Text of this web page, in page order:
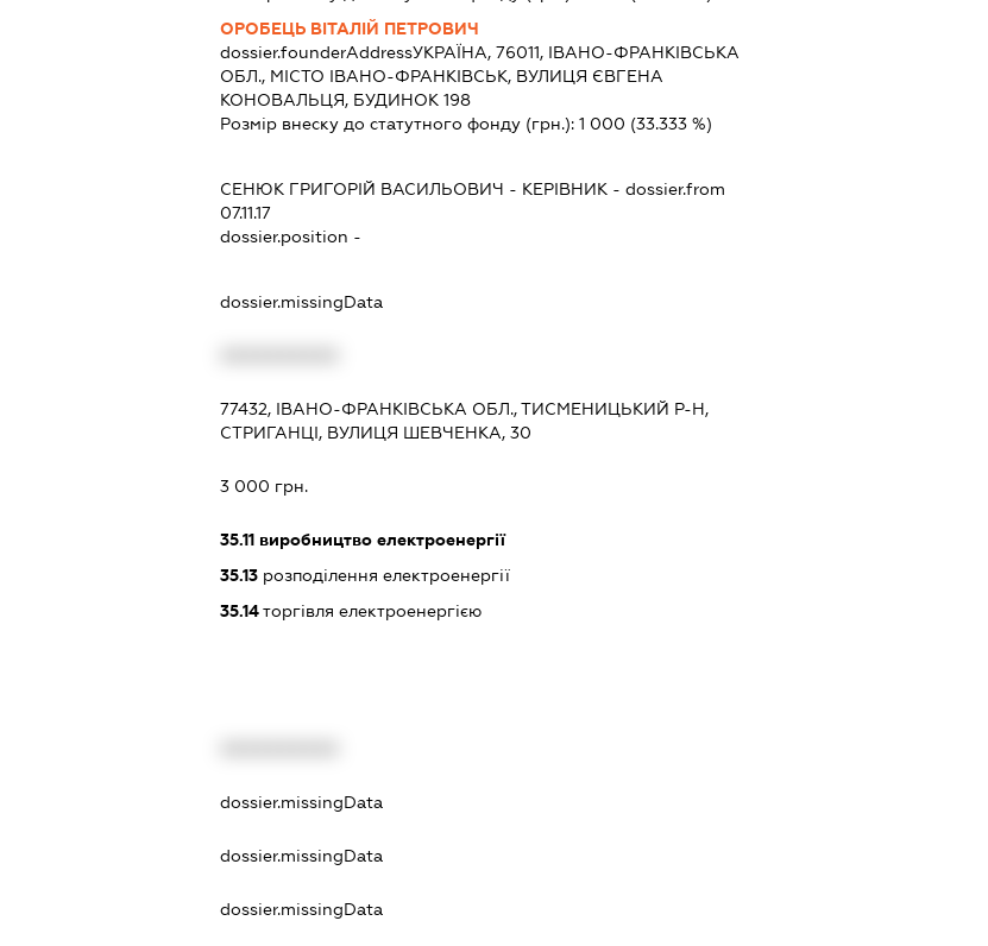
ОРОБЕЦЬ ВІТАЛІЙ ПЕТРОВИЧ
dossier.founderAddressУКРАЇНА, 76011, ІВАНО-ФРАНКІВСЬКА
ОБЛ., МІСТО ІВАНО-ФРАНКІВСЬК, ВУЛИЦЯ ЄВГЕНА
КОНОВАЛЬЦЯ, БУДИНОК 198
Розмір внеску до статутного фонду (грн.):1 000 (33.333 %)
СЕНЮК ГРИГОРІЙ ВАСИЛЬОВИЧ - КЕРІВНИК - dossier.from
07.11.17
dossier.position -
dossier.missingData
77432, ІВАНО-ФРАНКІВСЬКА ОБЛ., ТИСМЕНИЦЬКИЙ Р-Н,
СТРИГАНЦІ, ВУЛИЦЯ ШЕВЧЕНКА, 30
3 000 грн.
35.11 виробництво електроенергії
35.13 розподілення електроенергії
35.14торгівля електроенергією
dossier.missingData
dossier.missingData
dossier.missingData